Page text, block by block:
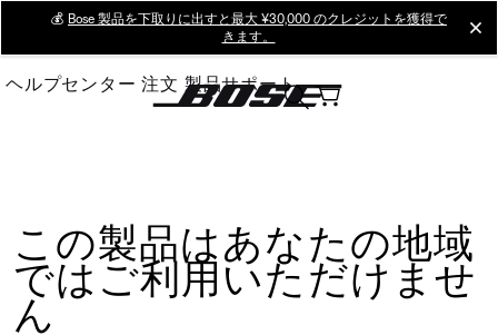
Main
💰 Bose 製品を下取りに出すと最大 ¥30,000 のクレジットを獲得で
きます。
ヘルプセンター 注文 製品サポート
この製品はあなたの地域
ではご利用いただけませ
ん